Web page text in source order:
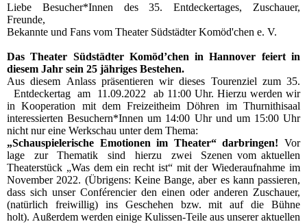
Liebe Besucher*Innen des 35. Entdeckertages, Zuschauer,
Freunde,
Bekannte und Fans vom Theater Südstädter Komöd'chen e. V.
Das Theater Südstädter Komöd’chen in Hannover feiert in
diesem Jahr sein 25 jähriges Bestehen.
Aus diesem Anlass präsentieren wir dieses Tourenziel zum 35.
Entdeckertag am 11.09.2022 ab 11:00 Uhr. Hierzu werden wir
in Kooperation mit dem Freizeitheim Döhren im Thurnithisaal
interessierten Besuchern*Innen um 14:00 Uhr und um 15:00 Uhr
nicht nur eine Werkschau unter dem Thema:
„Schauspielerische Emotionen im Theater“ darbringen! Vor
lage zur Thematik sind hierzu zwei Szenen vom aktuellen
Theaterstück „Was dem ein recht ist“ mit der Wiederaufnahme im
November 2022. (Übrigens: Keine Bange, aber es kann passieren,
dass sich unser Conférencier den einen oder anderen Zuschauer,
(natürlich freiwillig) ins Geschehen bzw. mit auf die Bühne
holt). Außerdem werden einige Kulissen-Teile aus unserer aktuellen